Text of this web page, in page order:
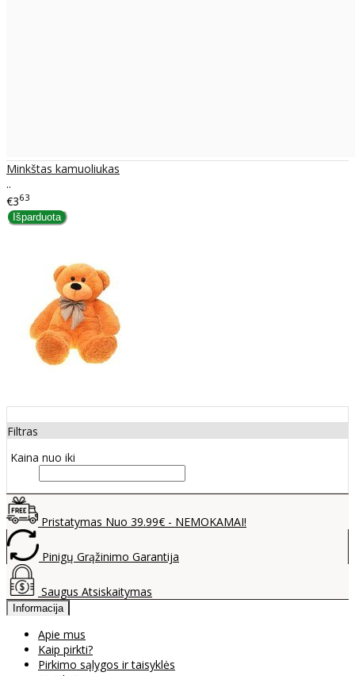
Minkštas kamuoliukas
..
€363
Filtras
Kaina nuo iki
Pristatymas Nuo 39.99€ - NEMOKAMAI!
Pinigų Grąžinimo Garantija
Saugus Atsiskaitymas
Informacija
Apie mus
Kaip pirkti?
Pirkimo sąlygos ir taisyklės